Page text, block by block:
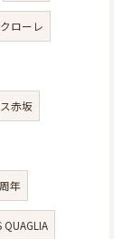
ローレ
赤坂
年
QUAGLIA